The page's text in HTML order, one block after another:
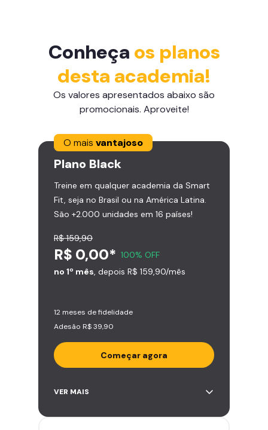
Conheça os planos
desta academia!
Os valores apresentados abaixo são
promocionais. Aproveite!
O mais vantajoso
Plano Black
Treine em qualquer academia da Smart
Fit, seja no Brasil ou na América Latina.
São +2.000 unidades em 16 países!
R$ 159,90
R$ 0,00* 100% OFF
no 1º mês, depois R$ 159,90/mês
12 meses de fidelidade
Adesão R$ 39,90
Começar agora
Acesso ilimitado a +2.000
Leve 5 amigos por mês para
VER MAIS